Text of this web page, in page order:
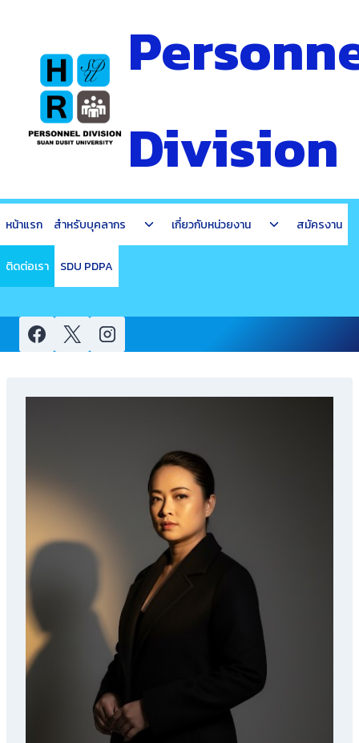
content
Division
หน้าแรก สำหรับบุคลากร
Toggle
child
เกี่ยวกับหน่วยงาน
Toggle
child
สมัครงาน
ติดต่อเรา SDU PDPA